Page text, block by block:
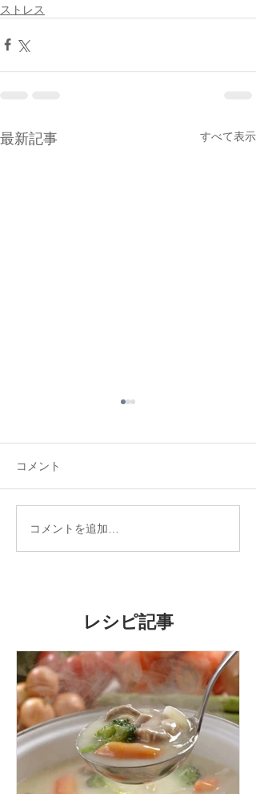
ストレス
最新記事 すべて表示
冷房病対策★6つのオーガ
ニックお手当法
コメント
コメントを追加…
レシピ記事